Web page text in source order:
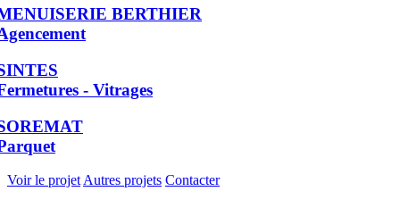
BERTHIER
- Vitrages
Voir le projetAutres projets Contacter